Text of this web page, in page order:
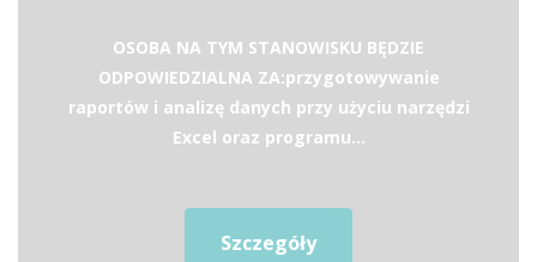
OSOBA NA TYM STANOWISKU BĘDZIE
ODPOWIEDZIALNA ZA:przygotowywanie
raportów i analizę danych przy użyciu narzędzi
Excel oraz programu...
Szczegóły